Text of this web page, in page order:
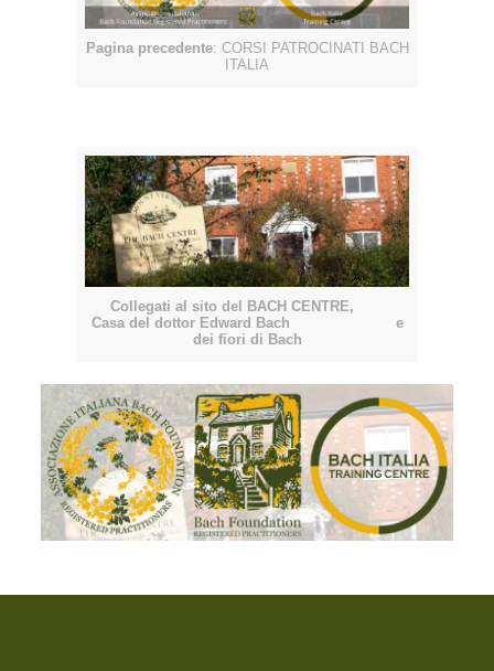
Pagina precedente: CORSI PATROCINATI BACH
ITALIA
Collegati al sito del BACH CENTRE,
Casa del dottor Edward Bach e
dei fiori di Bach